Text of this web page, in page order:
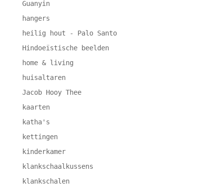
Guanyin
hangers
heilig hout - Palo Santo
Hindoeïstische beelden
home & living
huisaltaren
Jacob Hooy Thee
kaarten
katha's
kettingen
kinderkamer
klankschaalkussens
klankschalen